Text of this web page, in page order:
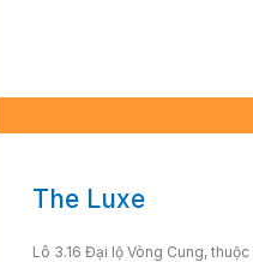
The Luxe
Lô 3.16 Đại lộ Vòng Cung,